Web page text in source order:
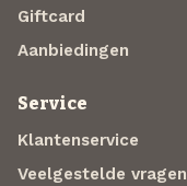
Giftcard
Aanbiedingen
Service
Klantenservice
Veelgestelde vragen